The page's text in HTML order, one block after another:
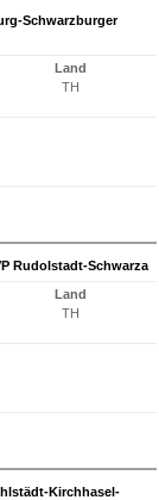
Schwarzburger
Land
TH
Rudolstadt-Schwarza
Land
TH
Kirchhasel-